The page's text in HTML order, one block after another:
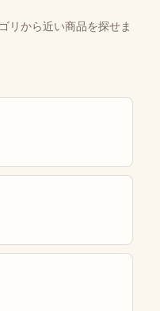
リから近い商品を探せま